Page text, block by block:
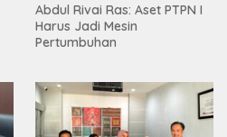
Abdul Rivai Ras: Aset PTPN I
Harus Jadi Mesin
Pertumbuhan